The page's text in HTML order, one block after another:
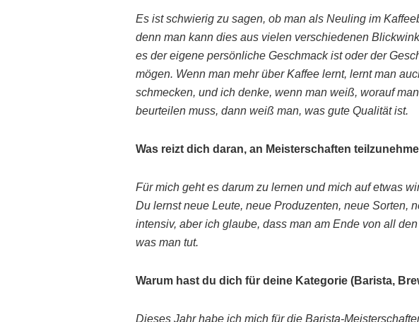
Es ist schwierig zu sagen, ob man als Neuling im
denn man kann dies aus vielen verschiedenen
es der eigene persönliche Geschmack ist oder der
mögen. Wenn man mehr über Kaffee lernt, lernt man
schmecken, und ich denke, wenn man weiß, worauf
beurteilen muss, dann weiß man, was gute Qualität ist.
Was reizt dich daran, an Meisterschaften
Für mich geht es darum zu lernen und mich auf etwas
Du lernst neue Leute, neue Produzenten, neue Sorten,
intensiv, aber ich glaube, dass man am Ende von all
was man tut.
Warum hast du dich für deine Kategorie (Barista,
Dieses Jahr habe ich mich für die Barista-